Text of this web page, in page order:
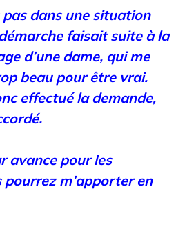
pas dans une situation
faisait suite à la
d’une dame, qui me
beau pour être vrai.
effectué la demande,
avance pour les
m’apporter en